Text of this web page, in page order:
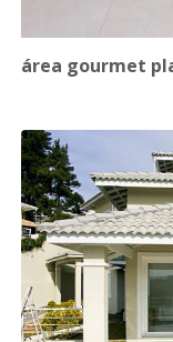
área gourmet